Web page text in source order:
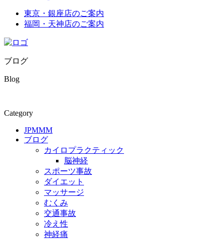
東京・銀座店のご案内
福岡・天神店のご案内
ブログ
Blog
Category
JPMMM
ブログ
カイロプラクティック
脳神経
スポーツ事故
ダイエット
マッサージ
むくみ
交通事故
冷え性
神経痛